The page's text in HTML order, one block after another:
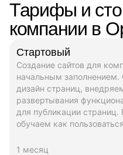
Тарифы и
компании в
Стартовый
Создание сайтов для
начальным
дизайн страниц,
развертывания
для публикации
обучаем как
1 месяц